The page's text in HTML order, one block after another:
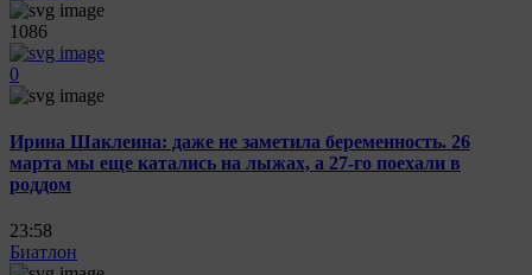
1086
0
Ирина Шаклеина: даже не заметила беременность. 26
марта мы еще катались на лыжах, а 27-го поехали в
роддом
23:58
Биатлон